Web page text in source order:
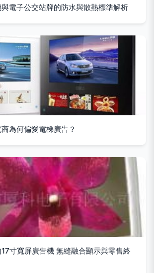
電子公交站牌的防水與散熱標準解析
為何偏愛電梯廣告？
寸寬屏廣告機 無縫融合顯示與零售終